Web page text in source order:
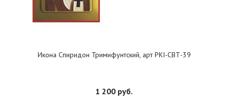
Икона Спиридон Тримифунтский, арт PKI-СВТ-39
1 200 руб.